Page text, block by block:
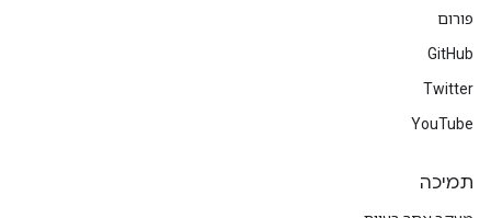
פורום
GitHub
Twitter
YouTube
תמיכה